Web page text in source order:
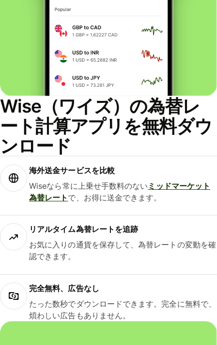
Wise（ワイズ）の為替レ
ート計算アプリを無料ダウ
ンロード
海外送金サービスを比較
Wiseなら常に上乗せ手数料のない ミッドマーケット
為替レート で、お得に送金できます。
リアルタイム為替レートを追跡
お気に入りの通貨を保存して、為替レートの変動を確
認できます。
完全無料、広告なし
たった数秒でダウンロードできます。完全に無料で、
煩わしい広告もありません。